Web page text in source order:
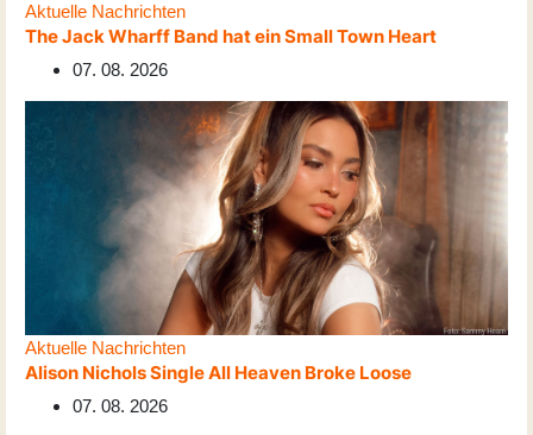
Aktuelle Nachrichten
The Jack Wharff Band hat ein Small Town Heart
07. 08. 2026
Aktuelle Nachrichten
Alison Nichols Single All Heaven Broke Loose
07. 08. 2026